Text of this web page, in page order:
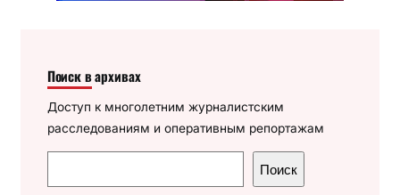
Поиск в архивах
Доступ к многолетним журналистским
расследованиям и оперативным репортажам
о
Поиск